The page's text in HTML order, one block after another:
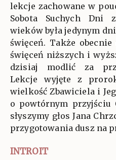
lekcje zachowane w
Sobota Suchych Dni
wieków była jedynym
święceń. Także
święceń niższych i
dzisiaj modlić za
Lekcje wyjęte z
wielkość Zbawiciela i
o powtórnym przyjściu
słyszymy głos Jana
przygotowania dusz na
INTROIT